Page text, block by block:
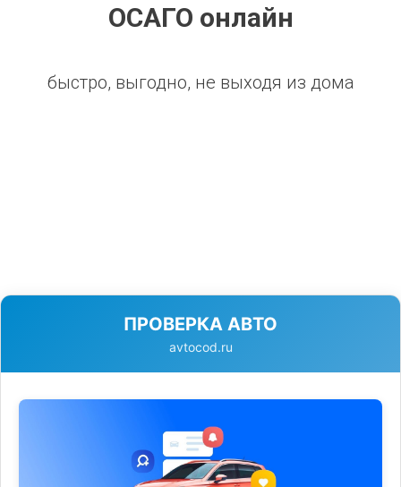
ОСАГО онлайн
быстро, выгодно, не выходя из дома
ПРОВЕРКА АВТО
avtocod.ru